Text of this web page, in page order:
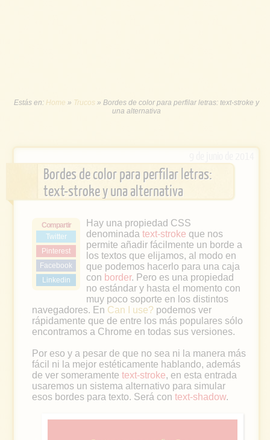
Estás en: Home » Trucos » Bordes de color para perfilar letras: text-stroke y
una alternativa
Bordes de color para perfilar letras:
text-stroke y una alternativa
Compartir
Twitter
Pinterest
Facebook
Linkedin
Hay una propiedad CSS
denominada text-stroke que nos
permite añadir fácilmente un borde a
los textos que elijamos, al modo en
que podemos hacerlo para una caja
con border. Pero es una propiedad
no estándar y hasta el momento con
muy poco soporte en los distintos
navegadores. En Can I use? podemos ver
rápidamente que de entre los más populares sólo
encontramos a Chrome en todas sus versiones.
Por eso y a pesar de que no sea ni la manera más
fácil ni la mejor estéticamente hablando, además
de ver someramente text-stroke, en esta entrada
usaremos un sistema alternativo para simular
esos bordes para texto. Será con text-shadow.